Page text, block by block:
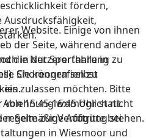
fördern,
Ausdrucksfähigkeit,
in der Sporthalle in
Choreografien zu
ein.
15:45-16:45 Uhr statt.
regelmäßige Auftritte bei
in Wiesmoor und
Website. Einige von ihnen
der Seite, während andere
die Nutzererfahrung zu
Sie können selbst
zulassen möchten. Bitte
Ablehnung womöglich nicht
Seite zur Verfügung stehen.